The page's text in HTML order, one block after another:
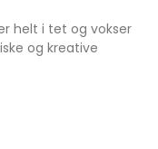
helt i tet og vokser
og kreative